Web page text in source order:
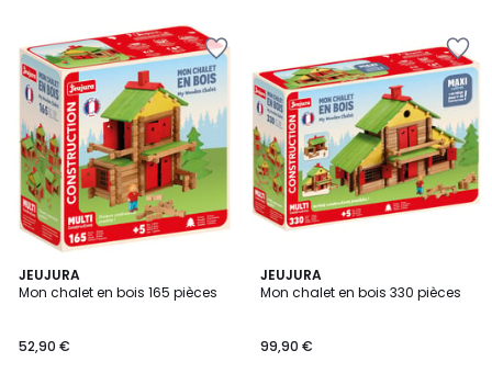
JEUJURA
Mon chalet en bois 165 pièces
52,90 €
JEUJURA
Mon chalet en bois 330 pièces
99,90 €